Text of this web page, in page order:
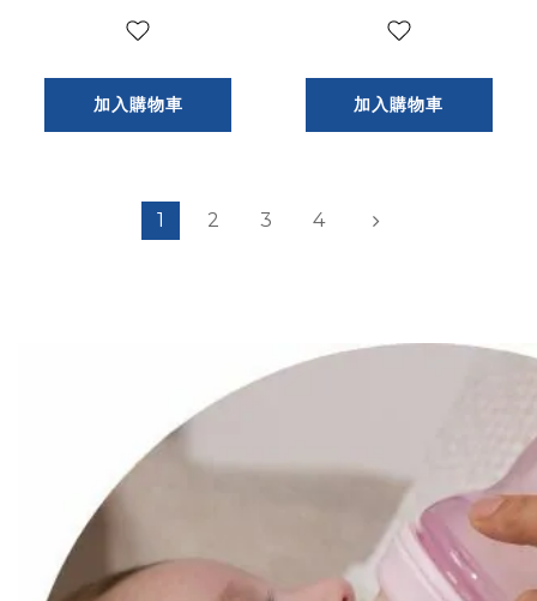
加入購物車 加入購物車
1 2 3 4